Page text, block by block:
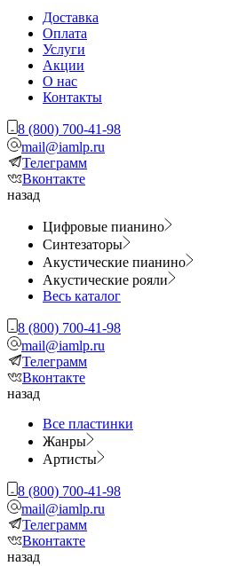
Доставка
Оплата
Услуги
Акции
О нас
Контакты
8 (800) 700-41-98
mail@iamlp.ru
Телеграмм
Вконтакте
назад
Цифровые пианино
Синтезаторы
Акустические пианино
Акустические рояли
Весь каталог
8 (800) 700-41-98
mail@iamlp.ru
Телеграмм
Вконтакте
назад
Все пластинки
Жанры
Артисты
8 (800) 700-41-98
mail@iamlp.ru
Телеграмм
Вконтакте
назад